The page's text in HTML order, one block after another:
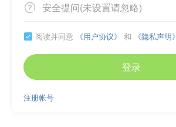
 安全提问(未设置请忽略)
 阅读并同意 《用户协议》 和 《隐私声明》
登录
注册帐号